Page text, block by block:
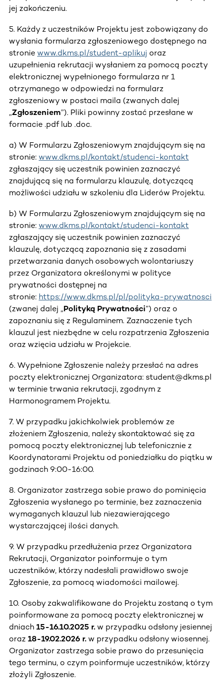
jej zakończeniu.
5. Każdy z uczestników Projektu jest zobowiązany do
wysłania formularza zgłoszeniowego dostępnego na
stronie www.dkms.pl/student-aplikuj oraz
uzupełnienia rekrutacji wysłaniem za pomocą poczty
elektronicznej wypełnionego formularza nr 1
otrzymanego w odpowiedzi na formularz
zgłoszeniowy w postaci maila (zwanych dalej
„Zgłoszeniem”). Pliki powinny zostać przesłane w
formacie .pdf lub .doc.
a) W Formularzu Zgłoszeniowym znajdującym się na
stronie: www.dkms.pl/kontakt/studenci-kontakt
zgłaszający się uczestnik powinien zaznaczyć
znajdującą się na formularzu klauzulę, dotyczącą
możliwości udziału w szkoleniu dla Liderów Projektu.
b) W Formularzu Zgłoszeniowym znajdującym się na
stronie: www.dkms.pl/kontakt/studenci-kontakt
zgłaszający się uczestnik powinien zaznaczyć
klauzulę, dotyczącą zapoznania się z zasadami
przetwarzania danych osobowych wolontariuszy
przez Organizatora określonymi w polityce
prywatności dostępnej na
stronie: https://www.dkms.pl/pl/polityka-prywatnosci
(zwanej dalej „Polityką Prywatności”) oraz o
zapoznaniu się z Regulaminem. Zaznaczenie tych
klauzul jest niezbędne w celu rozpatrzenia Zgłoszenia
oraz wzięcia udziału w Projekcie.
6. Wypełnione Zgłoszenie należy przesłać na adres
poczty elektronicznej Organizatora: student@dkms.pl
w terminie trwania rekrutacji, zgodnym z
Harmonogramem Projektu.
7. W przypadku jakichkolwiek problemów ze
złożeniem Zgłoszenia, należy skontaktować się za
pomocą poczty elektronicznej lub telefonicznie z
Koordynatorami Projektu od poniedziałku do piątku w
godzinach 9:00-16:00.
8. Organizator zastrzega sobie prawo do pominięcia
Zgłoszenia wysłanego po terminie, bez zaznaczenia
wymaganych klauzul lub niezawierającego
wystarczającej ilości danych.
9. W przypadku przedłużenia przez Organizatora
Rekrutacji, Organizator poinformuje o tym
uczestników, którzy nadesłali prawidłowo swoje
Zgłoszenie, za pomocą wiadomości mailowej.
10. Osoby zakwalifikowane do Projektu zostaną o tym
poinformowane za pomocą poczty elektronicznej w
dniach 15-16.10.2025 r. w przypadku odsłony jesiennej
oraz 18-19.02.2026 r. w przypadku odsłony wiosennej.
Organizator zastrzega sobie prawo do przesunięcia
tego terminu, o czym poinformuje uczestników, którzy
złożyli Zgłoszenie.